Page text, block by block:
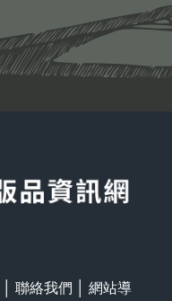
聯絡我們
網站導